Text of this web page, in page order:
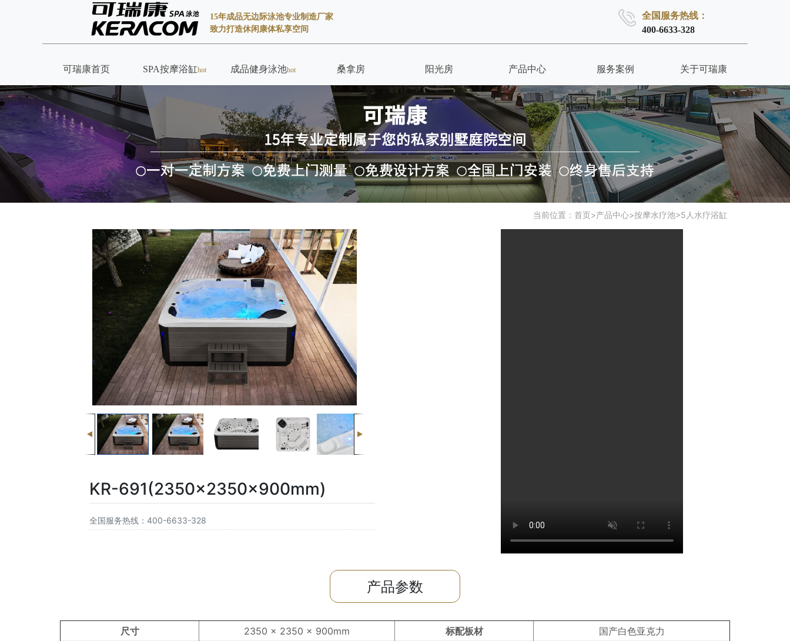
15年成品无边际泳池专业制造厂家
致力打造休闲康体私享空间
全国服务热线：
400-6633-328
可瑞康首页 SPA按摩浴缸hot 成品健身泳池hot 桑拿房 阳光房 产品中心 服务案例 关于可瑞康
当前位置： 首页>产品中心>按摩水疗池>5人水疗浴缸
KR-691(2350x2350x900mm)
全国服务热线：400-6633-328
产品参数
尺寸 2350 x 2350 x 900mm 标配板材
国产白色亚克力